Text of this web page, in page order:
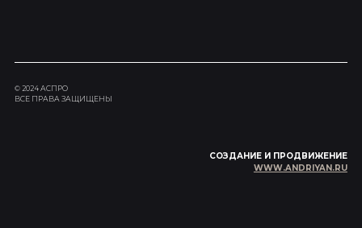
© 2024 АСПРО
ВСЕ ПРАВА ЗАЩИЩЕНЫ
СОЗДАНИЕ И ПРОДВИЖЕНИЕ
WWW.ANDRIYAN.RU